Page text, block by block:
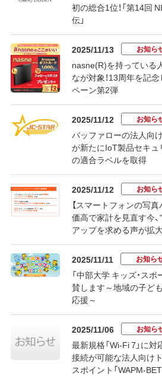
初の総合1位！「第14回
伝」
2025/11/13 お知ら
nasne(R)を持っている
なが対象！13周年を記
ペーン第2弾
2025/11/12 お知ら
バッファローの法人向
が新たにIoT製品セキュ
の適合ラベルを取得
2025/11/12 お知ら
【スマートフォンの写
価高で家計を見直す今
アップを求める声が拡
2025/11/11 お知ら
「中部大学 キッズ・ス
賛します～地域の子ど
応援～
2025/11/06 お知ら
最新規格「Wi-Fi 7」に
接続が可能な法人向け
スポイント「WAPM-